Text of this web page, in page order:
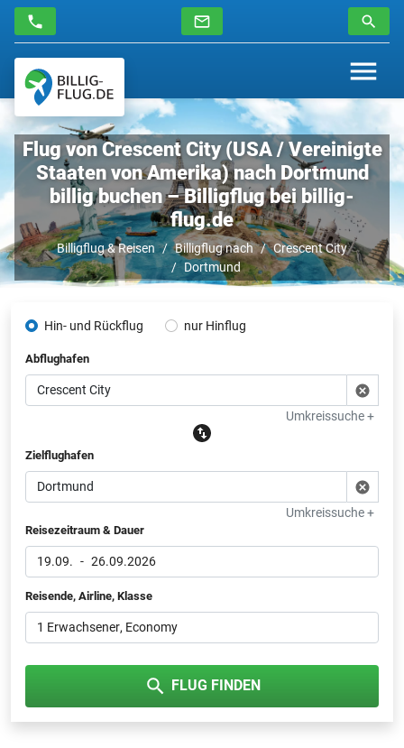
Flug von Crescent City (USA / Vereinigte
Staaten von Amerika) nach Dortmund
billig buchen – Billigflug bei billig-
flug.de
Billigflug & Reisen Billigflug nach
Crescent City
Dortmund
Hin- und Rückflug nur Hinflug
Abflughafen
Umkreissuche +
Zielflughafen
Umkreissuche +
Reisezeitraum & Dauer
19.09. - 26.09.2026
Reisende, Airline, Klasse
1 Erwachsener, Economy
FLUG FINDEN